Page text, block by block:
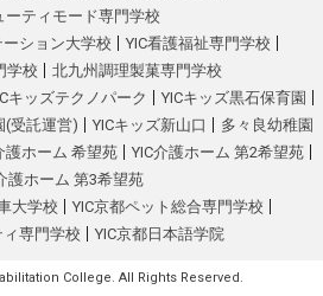
ーティモード専門学校
ション大学校
YIC看護福祉専門学校
学校
北九州調理製菓専門学校
キッズテクノパーク
YICキッズ黒石保育園
(受託運営) YICキッズ新山口
多々良幼稚園
護ホーム 希望苑
YIC介護ホーム 第2希望苑
護ホーム 第3希望苑
大学校
YIC京都ペット総合専門学校
ィ専門学校
YIC京都日本語学院
College. All Rights Reserved.